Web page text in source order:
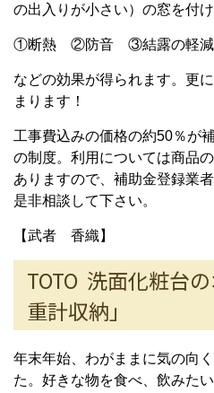
の出入りが小さい）の窓を付
①断熱 ②防音 ③結露の軽
などの効果が得られます。更
まります！
工事費込みの価格の約50％が
の制度。利用については商品
ありますので、補助金登録業
是非相談して下さい。
【武者 香織】
TOTO 洗面化粧台
重計収納」
年末年始、わがままに気の向
た。好きな物を食べ、飲みた